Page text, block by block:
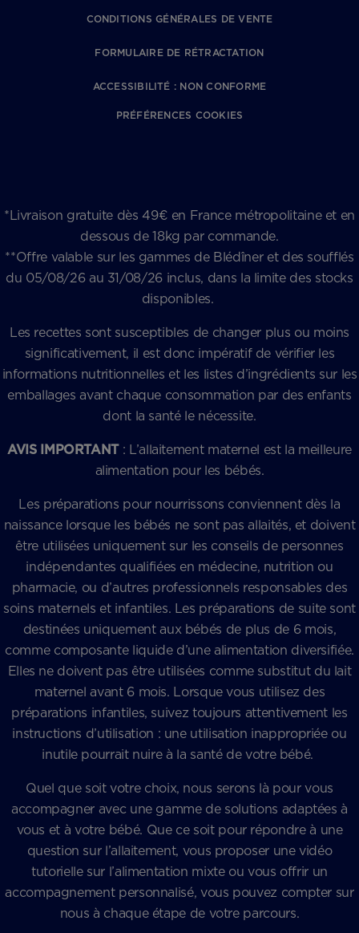
CONDITIONS GÉNÉRALES DE VENTE
FORMULAIRE DE RÉTRACTATION
ACCESSIBILITÉ : NON CONFORME
PRÉFÉRENCES COOKIES
*Livraison gratuite dès 49€ en France métropolitaine et en
dessous de 18kg par commande.
**Offre valable sur les gammes de Blédîner et des soufflés
du 05/08/26 au 31/08/26 inclus, dans la limite des stocks
disponibles.
Les recettes sont susceptibles de changer plus ou moins
significativement, il est donc impératif de vérifier les
informations nutritionnelles et les listes d’ingrédients sur les
emballages avant chaque consommation par des enfants
dont la santé le nécessite.
AVIS IMPORTANT : L’allaitement maternel est la meilleure
alimentation pour les bébés.
Les préparations pour nourrissons conviennent dès la
naissance lorsque les bébés ne sont pas allaités, et doivent
être utilisées uniquement sur les conseils de personnes
indépendantes qualifiées en médecine, nutrition ou
pharmacie, ou d’autres professionnels responsables des
soins maternels et infantiles. Les préparations de suite sont
destinées uniquement aux bébés de plus de 6 mois,
comme composante liquide d’une alimentation diversifiée.
Elles ne doivent pas être utilisées comme substitut du lait
maternel avant 6 mois. Lorsque vous utilisez des
préparations infantiles, suivez toujours attentivement les
instructions d’utilisation : une utilisation inappropriée ou
inutile pourrait nuire à la santé de votre bébé.
Quel que soit votre choix, nous serons là pour vous
accompagner avec une gamme de solutions adaptées à
vous et à votre bébé. Que ce soit pour répondre à une
question sur l’allaitement, vous proposer une vidéo
tutorielle sur l’alimentation mixte ou vous offrir un
accompagnement personnalisé, vous pouvez compter sur
nous à chaque étape de votre parcours.